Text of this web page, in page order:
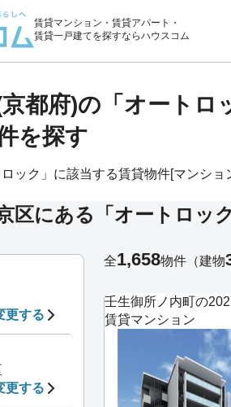
賃貸マンション・賃貸アパート・
賃貸一戸建てを探すならハウスコム
都府)の「オート
を探す
ック」に該当する賃貸物件[マンシ
区にある「オートロッ
壬生御所ノ内町の
賃貸マンション
全1,658物件 （建物
更する
更する